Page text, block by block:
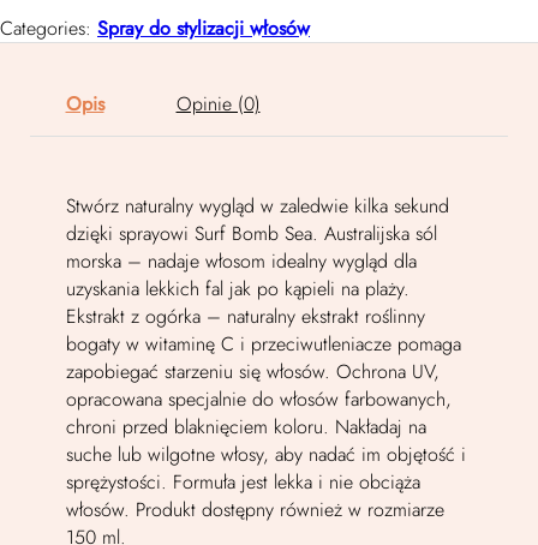
Categories: Spray do stylizacji włosów
Opis Opinie (0)
Stwórz naturalny wygląd w zaledwie kilka sekund
dzięki sprayowi Surf Bomb Sea. Australijska sól
morska – nadaje włosom idealny wygląd dla
uzyskania lekkich fal jak po kąpieli na plaży.
Ekstrakt z ogórka – naturalny ekstrakt roślinny
bogaty w witaminę C i przeciwutleniacze pomaga
zapobiegać starzeniu się włosów. Ochrona UV,
opracowana specjalnie do włosów farbowanych,
chroni przed blaknięciem koloru. Nakładaj na
suche lub wilgotne włosy, aby nadać im objętość i
sprężystości. Formuła jest lekka i nie obciąża
włosów. Produkt dostępny również w rozmiarze
150 ml.